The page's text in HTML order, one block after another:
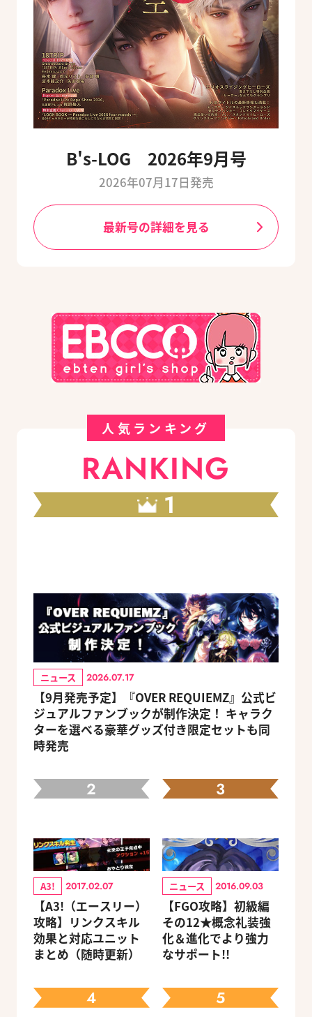
B's-LOG 2026年9月号
2026年07月17日発売
最新号の詳細を見る
人気ランキング
RANKING
1
ニュース 2026.07.17
【9月発売予定】『OVER REQUIEMZ』公式ビ
ジュアルファンブックが制作決定！ キャラク
ターを選べる豪華グッズ付き限定セットも同
時発売
2
A3! 2017.02.07
【A3!（エースリー）
攻略】リンクスキル
効果と対応ユニット
まとめ（随時更新）
3
ニュース 2016.09.03
【FGO攻略】初級編
その12★概念礼装強
化＆進化でより強力
なサポート!!
4 5